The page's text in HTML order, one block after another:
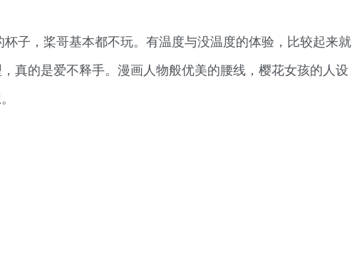
子，桨哥基本都不玩。有温度与没温度的体验，比较起来就
真的是爱不释手。漫画人物般优美的腰线，樱花女孩的人设